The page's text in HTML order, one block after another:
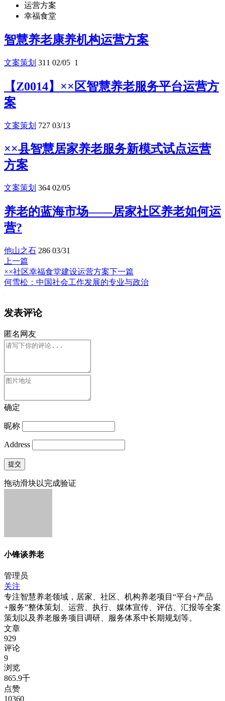
运营方案
幸福食堂
智慧养老康养机构运营方案
文案策划 311 02/05 1
【Z0014】××区智慧养老服务平台运营方
案
文案策划 727 03/13
××县智慧居家养老服务新模式试点运营
方案
文案策划 364 02/05
养老的蓝海市场——居家社区养老如何运
营?
他山之石 286 03/31
上一篇
××社区幸福食堂建设运营方案下一篇
何雪松：中国社会工作发展的专业与政治
发表评论
匿名网友
确定
昵称
Address
提交
拖动滑块以完成验证
小锋谈养老
管理员
关注
专注智慧养老领域，居家、社区、机构养老项目“平台+产品
+服务”整体策划、运营、执行、媒体宣传、评估、汇报等全案
策划以及养老服务项目调研、服务体系中长期规划等。
文章
929
评论
9
浏览
865.9千
点赞
10360